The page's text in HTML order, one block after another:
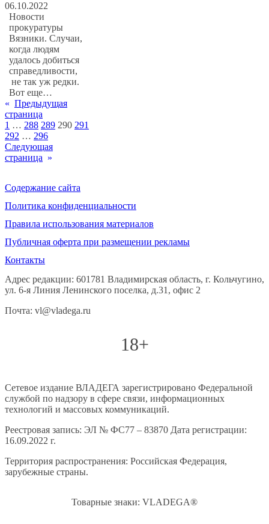
06.10.2022
Новости
прокуратуры
Вязники. Случаи,
когда людям
удалось добиться
справедливости,
не так уж редки.
Вот еще…
« Предыдущая
страница
1 … 288 289 290 291
292 … 296
Следующая
страница »
Содержание сайта
Политика конфиденциальности
Правила использования материалов
Публичная оферта при размещении рекламы
Контакты
Адрес редакции: 601781 Владимирская область, г. Кольчугино,
ул. 6-я Линия Ленинского поселка, д.31, офис 2
Почта: vl@vladega.ru
18+
Сетевое издание ВЛАДЕГА зарегистрировано Федеральной
службой по надзору в сфере связи, информационных
технологий и массовых коммуникаций.
Реестровая запись: ЭЛ № ФС77 – 83870 Дата регистрации:
16.09.2022 г.
Территория распространения: Российская Федерация,
зарубежные страны.
Товарные знаки: VLADEGA®